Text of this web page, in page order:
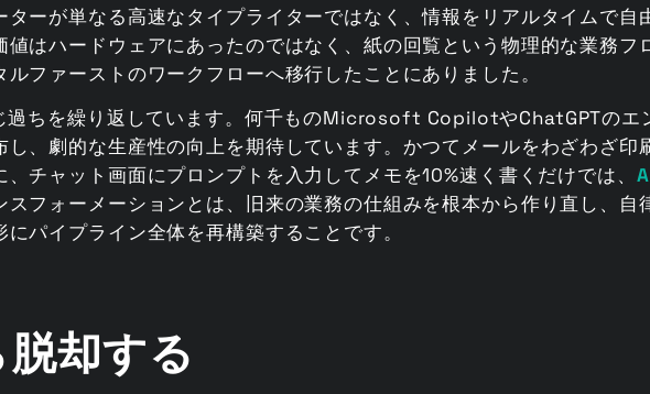
ーが単なる高速なタイプライターではなく、情報をリアルタイムで自
はハードウェアにあったのではなく、紙の回覧という物理的な業務フ
ファーストのワークフローへ移行したことにありました。
過ちを繰り返しています。何千ものMicrosoft CopilotやChatGPTのエ
、劇的な生産性の向上を期待しています。かつてメールをわざわざ印
チャット画面にプロンプトを入力してメモを10%速く書くだけでは、
スフォーメーションとは、旧来の業務の仕組みを根本から作り直し、自
パイプライン全体を再構築することです。
却する